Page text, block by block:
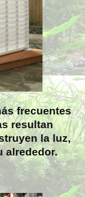
frecuentes
resultan
la luz,
alrededor.